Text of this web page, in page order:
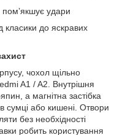
удари
класики до яскравих
чохол щільно
A1 / A2. Внутрішня
а магнітна застібка
сумці або кишені. Отвори
без необхідності
робить користування